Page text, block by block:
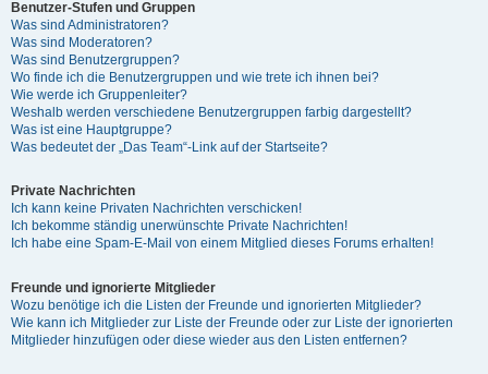
Benutzer-Stufen und Gruppen
Was sind Administratoren?
Was sind Moderatoren?
Was sind Benutzergruppen?
Wo finde ich die Benutzergruppen und wie trete ich ihnen bei?
Wie werde ich Gruppenleiter?
Weshalb werden verschiedene Benutzergruppen farbig dargestellt?
Was ist eine Hauptgruppe?
Was bedeutet der „Das Team“-Link auf der Startseite?
Private Nachrichten
Ich kann keine Privaten Nachrichten verschicken!
Ich bekomme ständig unerwünschte Private Nachrichten!
Ich habe eine Spam-E-Mail von einem Mitglied dieses Forums erhalten!
Freunde und ignorierte Mitglieder
Wozu benötige ich die Listen der Freunde und ignorierten Mitglieder?
Wie kann ich Mitglieder zur Liste der Freunde oder zur Liste der ignorierten
Mitglieder hinzufügen oder diese wieder aus den Listen entfernen?